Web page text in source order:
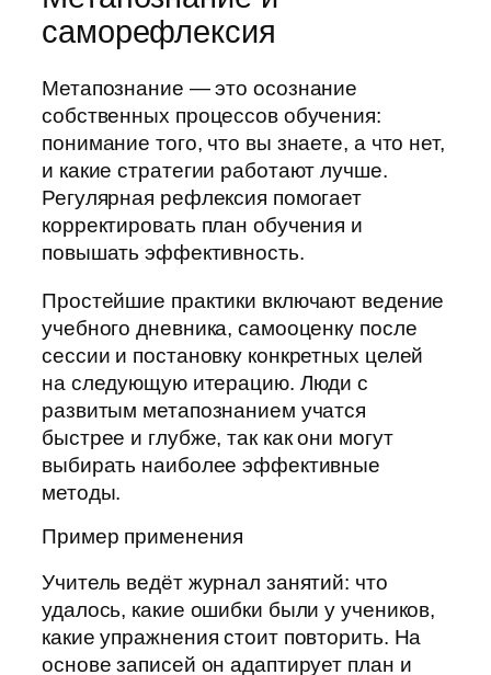
саморефлексия
Метапознание — это осознание
собственных процессов обучения:
понимание того, что вы знаете, а что нет,
и какие стратегии работают лучше.
Регулярная рефлексия помогает
корректировать план обучения и
повышать эффективность.
Простейшие практики включают ведение
учебного дневника, самооценку после
сессии и постановку конкретных целей
на следующую итерацию. Люди с
развитым метапознанием учатся
быстрее и глубже, так как они могут
выбирать наиболее эффективные
методы.
Пример применения
Учитель ведёт журнал занятий: что
удалось, какие ошибки были у учеников,
какие упражнения стоит повторить. На
основе записей он адаптирует план и